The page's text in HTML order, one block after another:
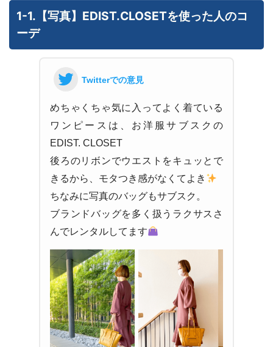
1-1.【写真】EDIST.CLOSETを使った人のコ
ーデ
Twitterでの意見
めちゃくちゃ気に入ってよく着ている
ワンピースは、お洋服サブスクの
EDIST. CLOSET
後ろのリボンでウエストをキュッとで
きるから、モタつき感がなくてよき
ちなみに写真のバッグもサブスク。
ブランドバッグを多く扱うラクサスさ
んでレンタルしてます